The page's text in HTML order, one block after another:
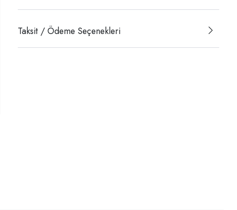
Taksit / Ödeme Seçenekleri